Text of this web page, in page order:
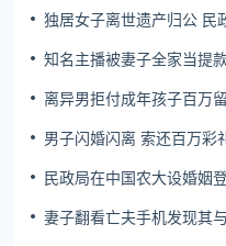
独居女子离世遗产归公 民
知名主播被妻子全家当提
离异男拒付成年孩子百万
男子闪婚闪离 索还百万彩
民政局在中国农大设婚姻
妻子翻看亡夫手机发现其